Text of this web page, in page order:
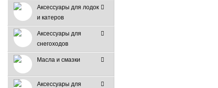
Аксессуары для лодок
и катеров
Аксессуары для
снегоходов
Масла и смазки
Аксессуары для